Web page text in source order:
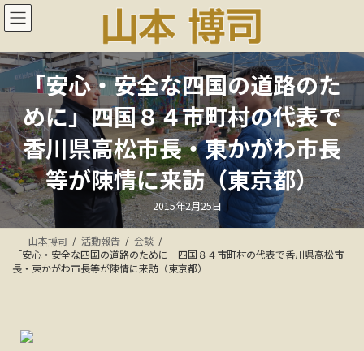
コ
ン
ン
ツ
へ
ス
キ
ッ
プ
ナ
ビ
ー
シ
ョ
ン
に
移
動
「安心・安全な四国の道路のた
めに」四国８４市町村の代表で
香川県高松市長・東かがわ市長
等が陳情に来訪（東京都）
最
終
更
新
日
時
:
2015年2月25日
山本博司 活動報告
会談
「安心・安全な四国の道路のために」四国８４市町村の代表で香川県高松市
長・東かがわ市長等が陳情に来訪（東京都）